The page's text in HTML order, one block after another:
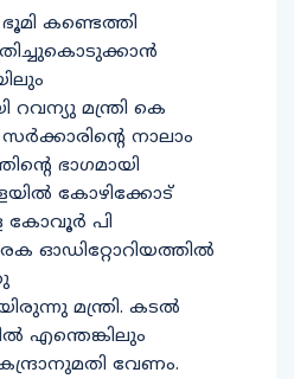
കണ്ടെത്തി
മന്ത്രി കെ
നാലാം
ഭാഗമായി
കോഴിക്കോട്
കോവൂര്‍ പി
ഓഡിറ്റോറിയത്തില്‍
മന്ത്രി. കടല്‍
എന്തെങ്കിലും
വേണം.